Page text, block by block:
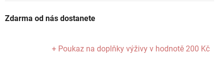
Zdarma od nás dostanete
+ Poukaz na doplňky výživy v hodnotě 200 Kč